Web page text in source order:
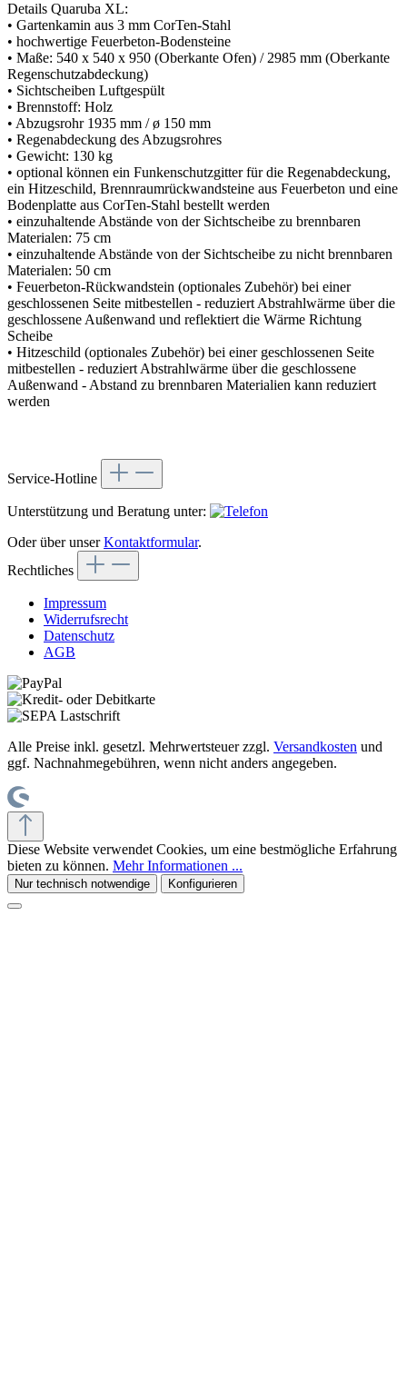
Details Quaruba XL:
• Gartenkamin aus 3 mm CorTen-Stahl
• hochwertige Feuerbeton-Bodensteine
• Maße: 540 x 540 x 950 (Oberkante Ofen) / 2985 mm (Oberkante
Regenschutzabdeckung)
• Sichtscheiben Luftgespült
• Brennstoff: Holz
• Abzugsrohr 1935 mm / ø 150 mm
• Regenabdeckung des Abzugsrohres
• Gewicht: 130 kg
• optional können ein Funkenschutzgitter für die Regenabdeckung,
ein Hitzeschild, Brennraumrückwandsteine aus Feuerbeton und eine
Bodenplatte aus CorTen-Stahl bestellt werden
• einzuhaltende Abstände von der Sichtscheibe zu brennbaren
Materialen: 75 cm
• einzuhaltende Abstände von der Sichtscheibe zu nicht brennbaren
Materialen: 50 cm
• Feuerbeton-Rückwandstein (optionales Zubehör) bei einer
geschlossenen Seite mitbestellen - reduziert Abstrahlwärme über die
geschlossene Außenwand und reflektiert die Wärme Richtung
Scheibe
• Hitzeschild (optionales Zubehör) bei einer geschlossenen Seite
mitbestellen - reduziert Abstrahlwärme über die geschlossene
Außenwand - Abstand zu brennbaren Materialien kann reduziert
werden
Service-Hotline
Unterstützung und Beratung unter:
Oder über unserKontaktformular.
Rechtliches
Impressum
Widerrufsrecht
Datenschutz
AGB
Alle Preise inkl. gesetzl. Mehrwertsteuer zzgl. Versandkosten und
ggf. Nachnahmegebühren, wenn nicht anders angegeben.
Diese Website verwendet Cookies, um eine bestmögliche Erfahrung
bieten zu können. Mehr Informationen ...
Nur technisch notwendige Konfigurieren